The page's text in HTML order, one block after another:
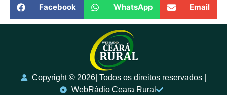
Facebook WhatsApp Email
Copyright ©️ 2026| Todos os direitos reservados |
WebRádio Ceara Rural